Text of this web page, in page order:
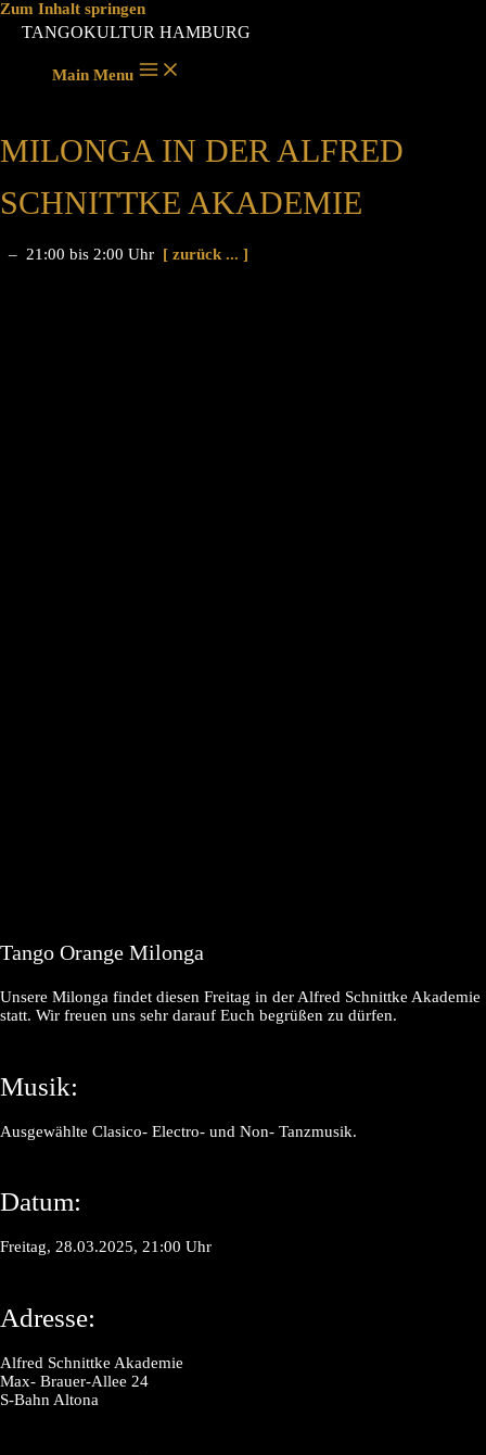
Zum Inhalt springen
TANGOKULTUR HAMBURG
Main Menu
MILONGA IN DER ALFRED
SCHNITTKE AKADEMIE
– 21:00 bis 2:00 Uhr [ zurück ... ]
Tango Orange Milonga
Unsere Milonga findet diesen Freitag in der Alfred Schnittke Akademie
statt. Wir freuen uns sehr darauf Euch begrüßen zu dürfen.
Musik:
Ausgewählte Clasico- Electro- und Non- Tanzmusik.
Datum:
Freitag, 28.03.2025, 21:00 Uhr
Adresse:
Alfred Schnittke Akademie
Max- Brauer-Allee 24
S-Bahn Altona